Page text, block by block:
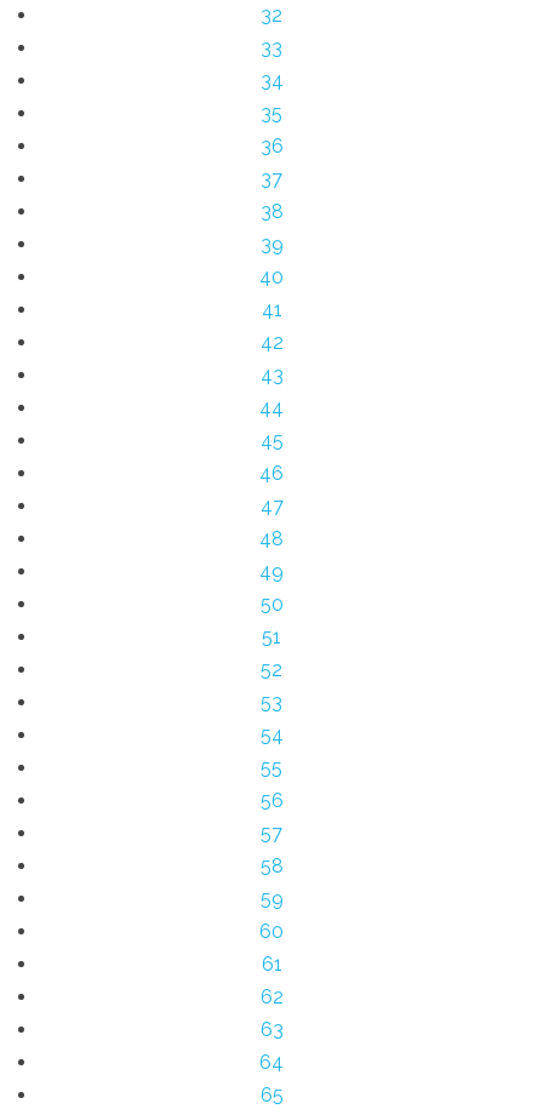
32
33
34
35
36
37
38
39
40
41
42
43
44
45
46
47
48
49
50
51
52
53
54
55
56
57
58
59
60
61
62
63
64
65